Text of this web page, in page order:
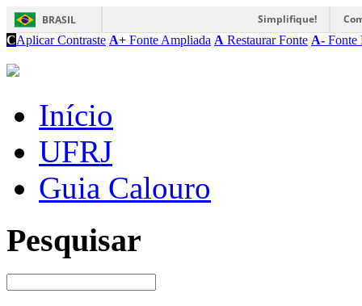
BRASIL Simplifique!
CAplicar Contraste A+ Fonte Ampliada A Restaurar Fonte A- Fonte
Início
UFRJ
Guia Calouro
Pesquisar